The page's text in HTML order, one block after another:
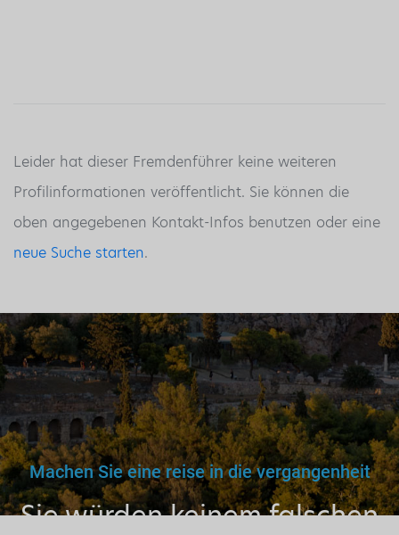
Leider hat dieser Fremdenführer keine weiteren
Profilinformationen veröffentlicht. Sie können die
oben angegebenen Kontakt-Infos benutzen oder eine
neue Suche starten.
Machen Sie eine reise in die vergangenheit
Sie würden keinem falschen